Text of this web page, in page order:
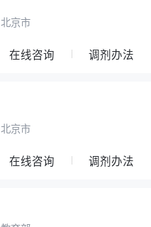
北京市
在线咨询 调剂办法
北京市
在线咨询 调剂办法